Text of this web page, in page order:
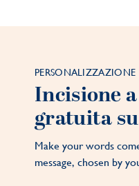
PERSONALIZZAZIONE
Incisione
gratuita
Make your words
message, chosen by